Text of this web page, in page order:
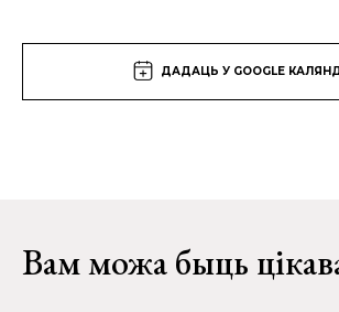
ДАДАЦЬ У GOOGLE
Вам можа быць